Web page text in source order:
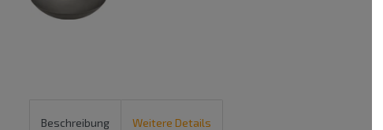
Beschreibung Weitere Details